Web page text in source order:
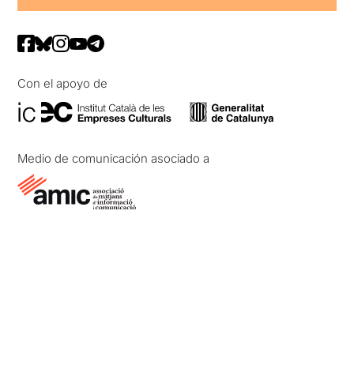
Con el apoyo de
Medio de comunicación asociado a